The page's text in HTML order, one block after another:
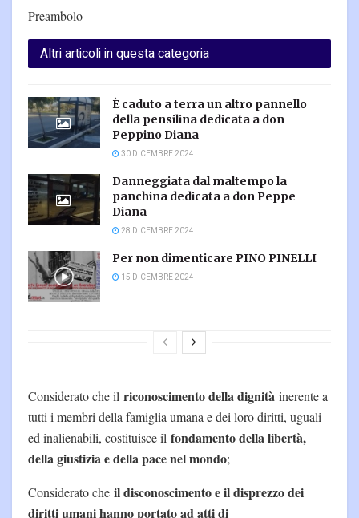
Preambolo
Altri articoli in questa categoria
È caduto a terra un altro pannello
della pensilina dedicata a don
Peppino Diana
30 DICEMBRE 2024
Danneggiata dal maltempo la
panchina dedicata a don Peppe
Diana
28 DICEMBRE 2024
Per non dimenticare PINO PINELLI
15 DICEMBRE 2024
Considerato che il riconoscimento della dignità inerente a
tutti i membri della famiglia umana e dei loro diritti, uguali
ed inalienabili, costituisce il fondamento della libertà,
della giustizia e della pace nel mondo;
Considerato che il disconoscimento e il disprezzo dei
diritti umani hanno portato ad atti di